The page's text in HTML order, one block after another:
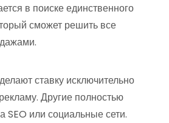
в поиске единственного
сможет решить все
ставку исключительно
Другие полностью
SEO или социальные сети.